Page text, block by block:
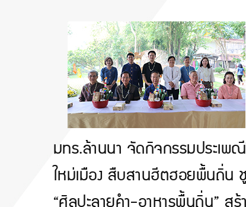
มทร.ล้านนา จัดกิจกรรมประเพ
ใหม่เมือง สืบสานฮีตฮอยพื้นถิ่น